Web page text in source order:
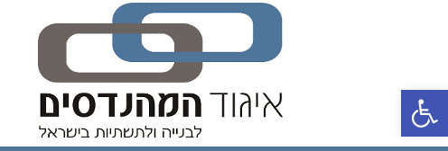
פתח סרגל נגישות